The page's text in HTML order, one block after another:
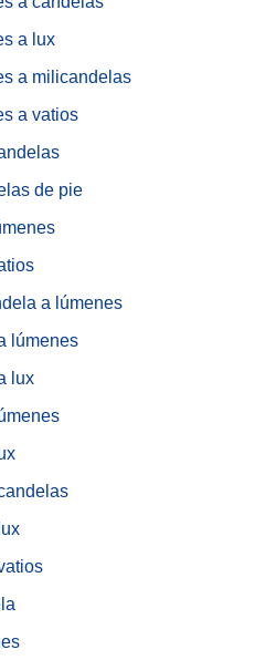
a lux
a milicandelas
a vatios
de pie
a lúmenes
lúmenes
lux